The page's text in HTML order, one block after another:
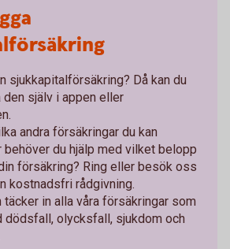
sjukkapitalförsäkring? Då kan du
själv i appen eller
andra försäkringar du kan
behöver du hjälp med vilket belopp
försäkring? Ring eller besök oss
kostnadsfri rådgivning.
täcker in alla våra försäkringar som
dödsfall, olycksfall, sjukdom och